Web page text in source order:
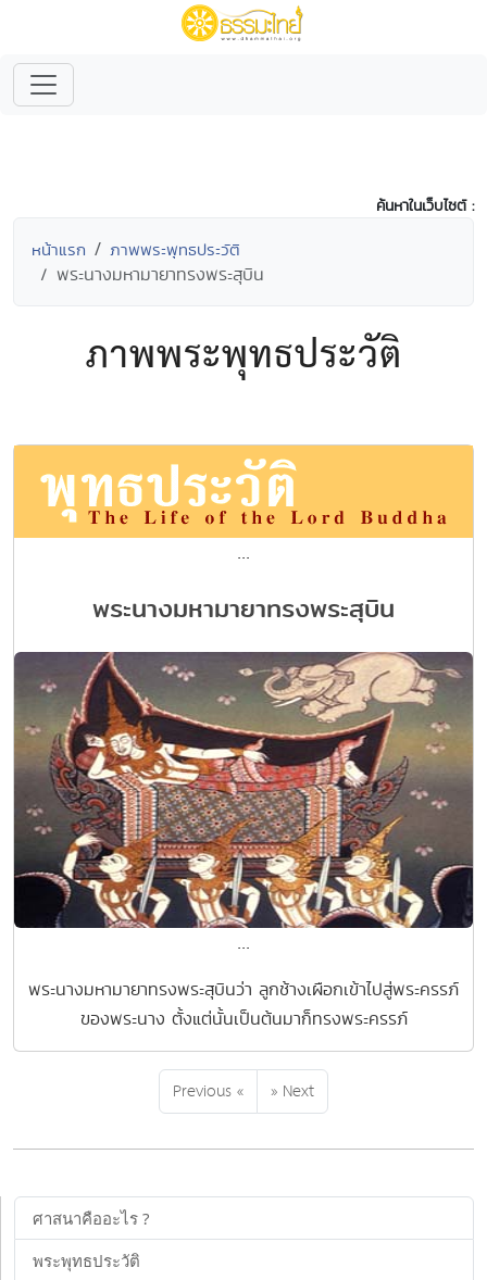
ค้นหาในเว็บไซต์ :
หน้าแรก ภาพพระพุทธประวัติ
พระนางมหามายาทรงพระสุบิน
ภาพพระพุทธประวัติ
...
พระนางมหามายาทรงพระสุบิน
...
พระนางมหามายาทรงพระสุบินว่า ลูกช้างเผือกเข้าไปสู่พระครรภ์
ของพระนาง ตั้งแต่นั้นเป็นต้นมาก็ทรงพระครรภ์
Previous « » Next
ศาสนาคืออะไร ?
พระพุทธประวัติ